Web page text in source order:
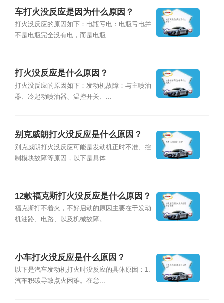
车打火没反应是因为什么原因？
打火没反应的原因如下：电瓶亏电：电瓶亏电并
不是电瓶完全没有电，而是电瓶...
打火没反应是什么原因？
打火没反应的原因如下：发动机故障：与主喷油
器、冷起动喷油器、温控开关、...
别克威朗打火没反应是什么原因？
别克威朗打火没反应可能是发动机正时不准、控
制模块故障等原因，以下是具体...
12款福克斯打火没反应是什么原因？
福克斯打不着火，不好启动的原因主要在于发动
机油路、电路、以及机械故障。...
小车打火没反应是什么原因？
以下是汽车发动机打火时没反应的具体原因：1、
汽车积碳导致点火困难。在怠...